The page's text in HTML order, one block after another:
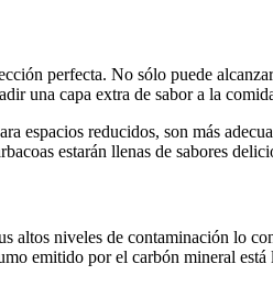
perfecta. No sólo puede
una capa extra de sabor a la
reducidos, son más
estarán llenas de sabores
altos niveles de contaminación lo
emitido por el carbón mineral